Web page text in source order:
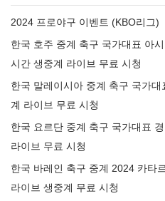
2024 프로야구 이벤트 (KBO리그)
한국 호주 중계 축구 국가대표 아
시간 생중계 라이브 무료 시청
한국 말레이시아 중계 축구 국가
계 라이브 무료 시청
한국 요르단 중계 축구 국가대표
라이브 무료 시청
한국 바레인 축구 중계 2024 카타
라이브 생중계 무료 시청